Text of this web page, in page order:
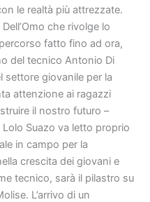
le realtà più attrezzate.
che rivolge lo
fatto fino ad ora,
del tecnico Antonio Di
settore giovanile per la
attenzione ai ragazzi
il nostro futuro –
Lolo Suazo va letto proprio
in campo per la
crescita dei giovani e
tecnico, sarà il pilastro su
L’arrivo di un